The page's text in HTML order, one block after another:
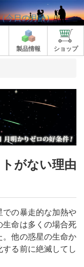
製品情報 ショップ
がない理由
の暴走的な加熱や
命は多くの場合死
他の惑星の生命か
る前に絶滅してし